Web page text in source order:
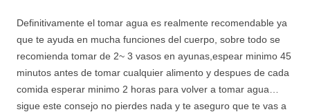
Definitivamente el tomar agua es realmente recomendable ya
que te ayuda en mucha funciones del cuerpo, sobre todo se
recomienda tomar de 2~ 3 vasos en ayunas,espear minimo 45
minutos antes de tomar cualquier alimento y despues de cada
comida esperar minimo 2 horas para volver a tomar agua…
sigue este consejo no pierdes nada y te aseguro que te vas a